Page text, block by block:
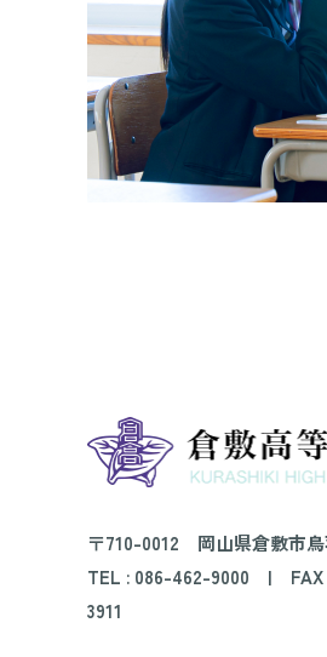
〒710-0012 岡山県倉敷市鳥
TEL : 086-462-9000 | FAX
3911